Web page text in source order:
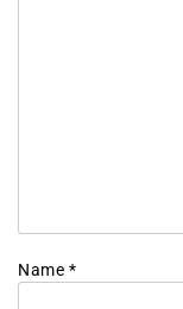
Name *